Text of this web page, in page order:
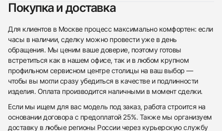
Покупка и доставка
Для клиентов в Москве процесс максимально комфортен: если
часы в наличии, сделку можно провести уже в день
обращения. Мы ценим ваше доверие, поэтому готовы
встретиться как в нашем офисе, так и в любом крупном
профильном сервисном центре столицы на ваш выбор —
чтобы вы могли сразу убедиться в качестве и подлинности
изделия. Оплата производится наличными в момент сделки.
Если мы ищем для вас модель под заказ, работа строится на
основании договора с предоплатой 25%. Также мы организуем
доставку в любые регионы России через курьерскую службу
Отправить заявку
Приложите фото ваших часов…
Отправить заявку